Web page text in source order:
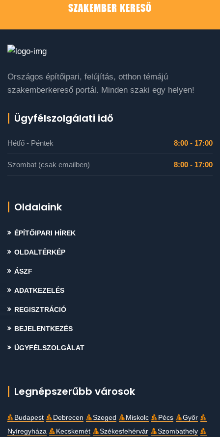
SZAKEMBER KERESŐ
Országos építőipari, felújítás, otthon témájú
szakemberkereső portál. Minden szaki egy helyen!
Ügyfélszolgálati idő
Hétfő - Péntek 8:00 - 17:00
Szombat (csak emailben) 8:00 - 17:00
Oldalaink
ÉPÍTŐIPARI HÍREK
OLDALTÉRKÉP
ÁSZF
ADATKEZELÉS
REGISZTRÁCIÓ
BEJELENTKEZÉS
ÜGYFÉLSZOLGÁLAT
Legnépszerűbb városok
Budapest Debrecen Szeged Miskolc Pécs
Győr
Nyíregyháza
Kecskemét Székesfehérvár
Szombathely